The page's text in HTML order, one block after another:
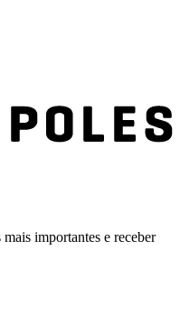
importantes e receber